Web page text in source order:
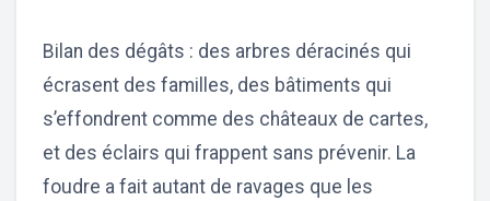
Bilan des dégâts : des arbres déracinés qui
écrasent des familles, des bâtiments qui
s’effondrent comme des châteaux de cartes,
et des éclairs qui frappent sans prévenir. La
foudre a fait autant de ravages que les